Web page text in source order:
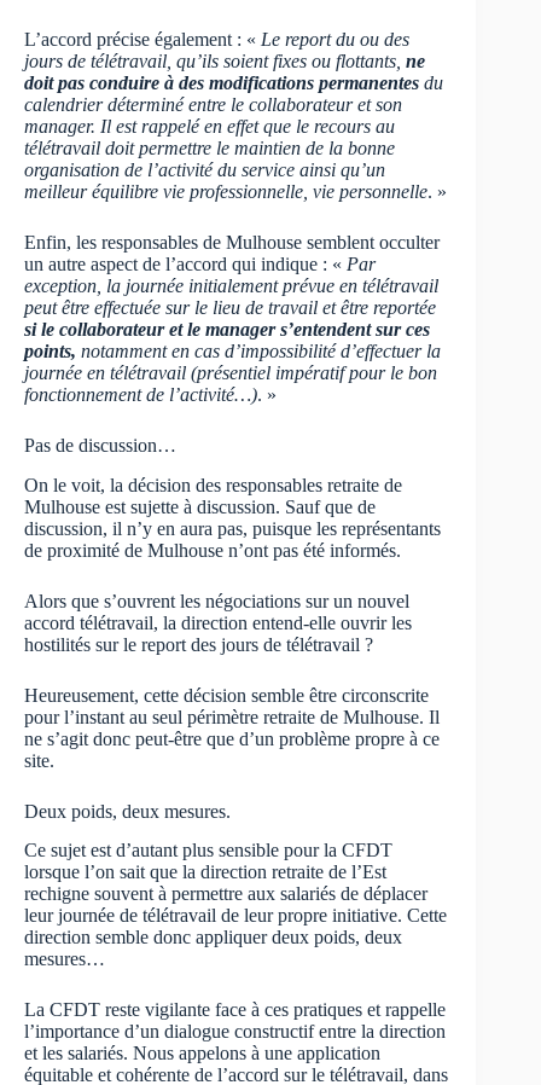
L’accord précise également : « Le report du ou des
jours de télétravail, qu’ils soient fixes ou flottants, ne
doit pas conduire à des modifications permanentes du
calendrier déterminé entre le collaborateur et son
manager. Il est rappelé en effet que le recours au
télétravail doit permettre le maintien de la bonne
organisation de l’activité du service ainsi qu’un
meilleur équilibre vie professionnelle, vie personnelle. »
Enfin, les responsables de Mulhouse semblent occulter
un autre aspect de l’accord qui indique : « Par
exception, la journée initialement prévue en télétravail
peut être effectuée sur le lieu de travail et être reportée
si le collaborateur et le manager s’entendent sur ces
points, notamment en cas d’impossibilité d’effectuer la
journée en télétravail (présentiel impératif pour le bon
fonctionnement de l’activité…). »
Pas de discussion…
On le voit, la décision des responsables retraite de
Mulhouse est sujette à discussion. Sauf que de
discussion, il n’y en aura pas, puisque les représentants
de proximité de Mulhouse n’ont pas été informés.
Alors que s’ouvrent les négociations sur un nouvel
accord télétravail, la direction entend-elle ouvrir les
hostilités sur le report des jours de télétravail ?
Heureusement, cette décision semble être circonscrite
pour l’instant au seul périmètre retraite de Mulhouse. Il
ne s’agit donc peut-être que d’un problème propre à ce
site.
Deux poids, deux mesures.
Ce sujet est d’autant plus sensible pour la CFDT
lorsque l’on sait que la direction retraite de l’Est
rechigne souvent à permettre aux salariés de déplacer
leur journée de télétravail de leur propre initiative. Cette
direction semble donc appliquer deux poids, deux
mesures…
La CFDT reste vigilante face à ces pratiques et rappelle
l’importance d’un dialogue constructif entre la direction
et les salariés. Nous appelons à une application
équitable et cohérente de l’accord sur le télétravail, dans